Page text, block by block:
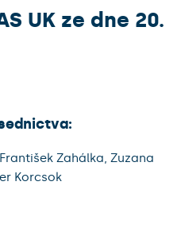
UK ze dne 20.
Zahálka, Zuzana
Korcsok